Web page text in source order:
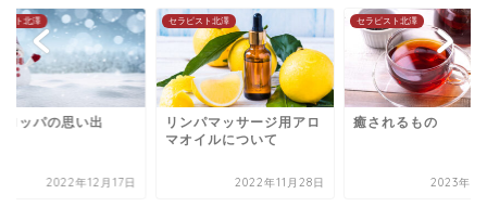
スト北澤
ロッパの思い出
2022年12月17日
セラピスト北澤
リンパマッサージ用アロ
マオイルについて
2022年11月28日
セラピスト北澤
癒されるもの
2023年1